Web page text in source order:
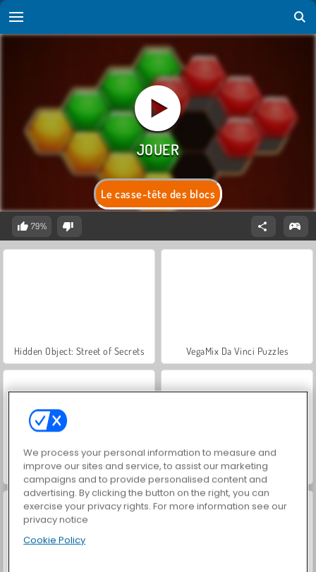
Le casse-tête des blocs
79%
Hidden Object: Street of Secrets VegaMix Da Vinci Puzzles
Casino World Car Parking City Duel
We process your personal information to measure and
improve our sites and service, to assist our marketing
campaigns and to provide personalised content and
advertising. By clicking the button on the right, you can
exercise your privacy rights. For more information see our
privacy notice
Cookie Policy